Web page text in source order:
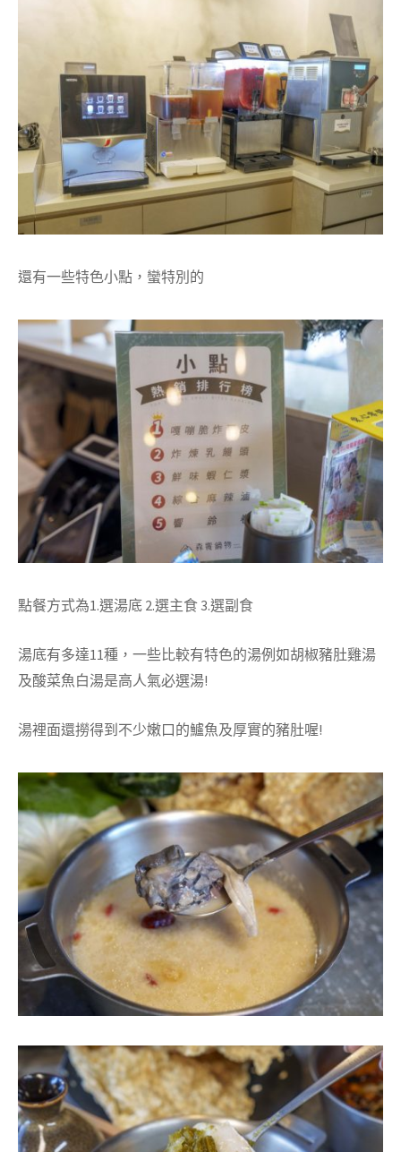
還有一些特色小點，蠻特別的
點餐方式為1.選湯底 2.選主食 3.選副食
湯底有多達11種，一些比較有特色的湯例如胡椒豬肚雞湯
及酸菜魚白湯是高人氣必選湯!
湯裡面還撈得到不少嫩口的鱸魚及厚實的豬肚喔!